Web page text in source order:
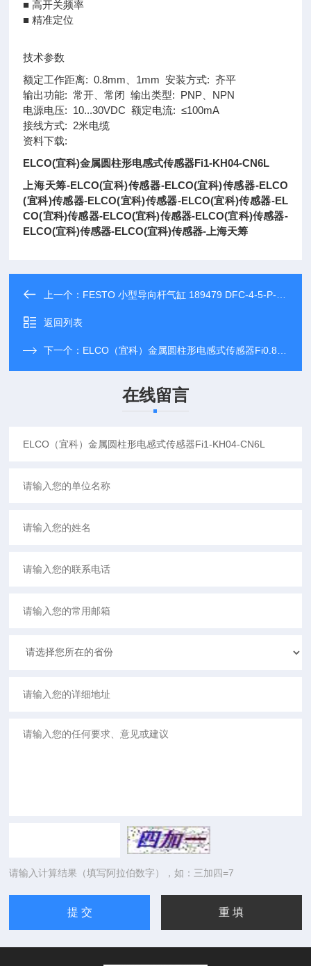
■ 高开关频率
■ 精准定位
技术参数
额定工作距离: 0.8mm、1mm 安装方式: 齐平
输出功能: 常开、常闭 输出类型: PNP、NPN
电源电压: 10...30VDC 额定电流: ≤100mA
接线方式: 2米电缆
资料下载:
ELCO(宜科)金属圆柱形电感式传感器Fi1-KH04-CN6L
上海天筹-ELCO(宜科)传感器-ELCO(宜科)传感器-ELCO
(宜科)传感器-ELCO(宜科)传感器-ELCO(宜科)传感器-EL
CO(宜科)传感器-ELCO(宜科)传感器-ELCO(宜科)传感器-
ELCO(宜科)传感器-ELCO(宜科)传感器-上海天筹
上一个： FESTO 小型导向杆气缸 189479 DFC-4-5-P-GF
返回列表
下一个： ELCO（宜科）金属圆柱形电感式传感器Fi0.8-KM04-CN6L
在线留言
请输入计算结果（填写阿拉伯数字），如：三加四=7